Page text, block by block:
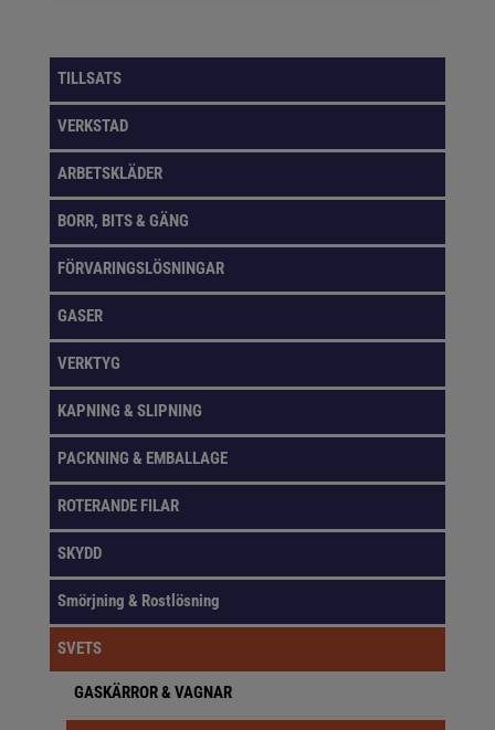
TILLSATS
VERKSTAD
ARBETSKLÄDER
BORR, BITS & GÄNG
FÖRVARINGSLÖSNINGAR
GASER
VERKTYG
KAPNING & SLIPNING
PACKNING & EMBALLAGE
ROTERANDE FILAR
SKYDD
Smörjning & Rostlösning
SVETS
GASKÄRROR & VAGNAR